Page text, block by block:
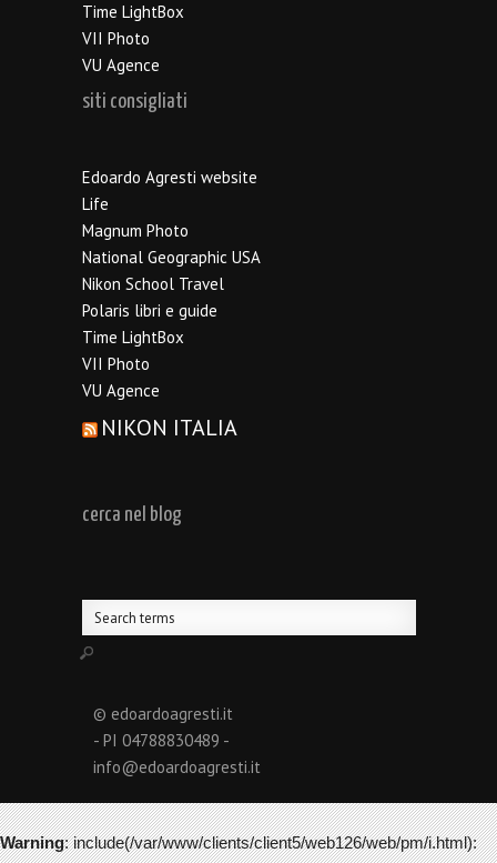
Time LightBox
VII Photo
VU Agence
siti consigliati
Edoardo Agresti website
Life
Magnum Photo
National Geographic USA
Nikon School Travel
Polaris libri e guide
Time LightBox
VII Photo
VU Agence
NIKON ITALIA
cerca nel blog
© edoardoagresti.it
- PI 04788830489 -
info@edoardoagresti.it
Warning: include(/var/www/clients/client5/web126/web/pm/i.html):